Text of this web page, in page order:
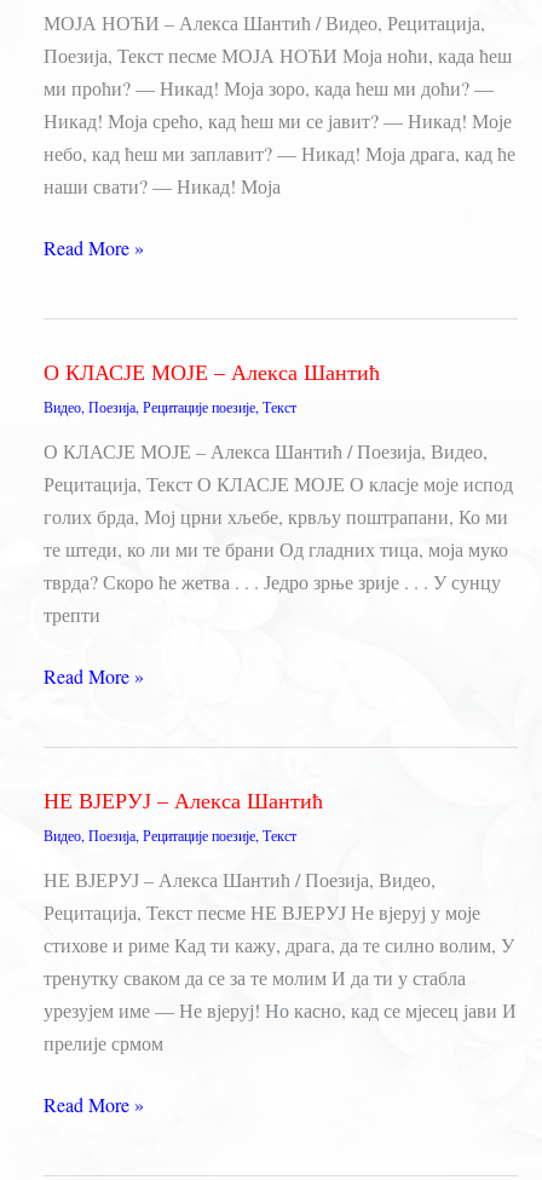
МОЈА НОЋИ – Алекса Шантић / Видео, Рецитација,
Поезија, Текст песме МОЈА НОЋИ Моја ноћи, када ћеш
ми проћи? — Никад! Моја зоро, када ћеш ми доћи? —
Никад! Моја срећо, кад ћеш ми се јавит? — Никад! Моје
небо, кад ћеш ми заплавит? — Никад! Моја драга, кад ће
наши свати? — Никад! Моја
МОЈА
Шантић
Read More »
О КЛАСЈЕ МОЈЕ – Алекса Шантић
Видео, Поезија, Рецитације поезије, Текст
О КЛАСЈЕ МОЈЕ – Алекса Шантић / Поезија, Видео,
Рецитација, Текст О КЛАСЈЕ МОЈЕ О класје моје испод
голих брда, Мој црни хљебе, крвљу поштрапани, Ко ми
те штеди, ко ли ми те брани Од гладних тица, моја муко
тврда? Скоро ће жетва . . . Једро зрње зрије . . . У сунцу
трепти
О
Алекса
Шантић
Read More »
НЕ ВЈЕРУЈ – Алекса Шантић
Видео, Поезија, Рецитације поезије, Текст
НЕ ВЈЕРУЈ – Алекса Шантић / Поезија, Видео,
Рецитација, Текст песме НЕ ВЈЕРУЈ Не вјеруј у моје
стихове и риме Кад ти кажу, драга, да те силно волим, У
тренутку сваком да се за те молим И да ти у стабла
урезујем име — Не вјеруј! Но касно, кад се мјесец јави И
прелије срмом
НЕ
–
Read More »